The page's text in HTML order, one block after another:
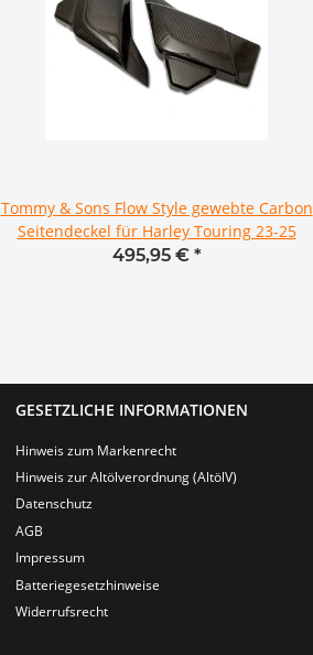
Tommy & Sons Flow Style gewebte Carbon
Seitendeckel für Harley Touring 23-25
495,95 € *
GESETZLICHE INFORMATIONEN
Hinweis zum Markenrecht
Hinweis zur Altölverordnung (AltölV)
Datenschutz
AGB
Impressum
Batteriegesetzhinweise
Widerrufsrecht